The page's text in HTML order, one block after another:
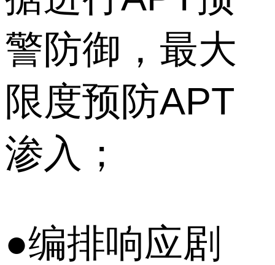
警防御，最大
限度预防APT
渗入；
●编排响应剧